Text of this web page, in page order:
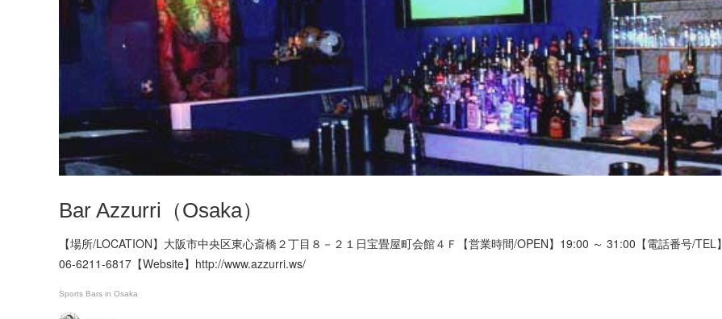
Bar Azzurri（Osaka）
【場所/LOCATION】大阪市中央区東心斎橋２丁目８－２１日宝畳屋町会館４Ｆ【営業時間/OPEN】19:00 ～ 31:00【電話番号/TEL】
06-6211-6817【Website】http://www.azzurri.ws/
Sports Bars in Osaka